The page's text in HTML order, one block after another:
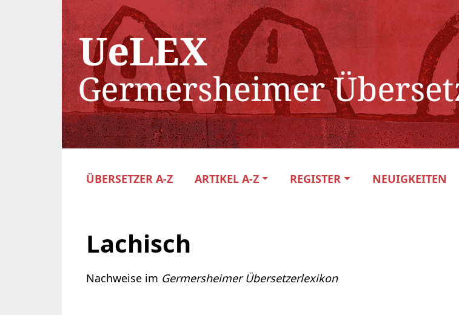
ÜBERSETZER A-Z ARTIKEL A-Z REGISTER NEUIGKEITEN
Lachisch
Nachweise im Germersheimer Übersetzerlexikon